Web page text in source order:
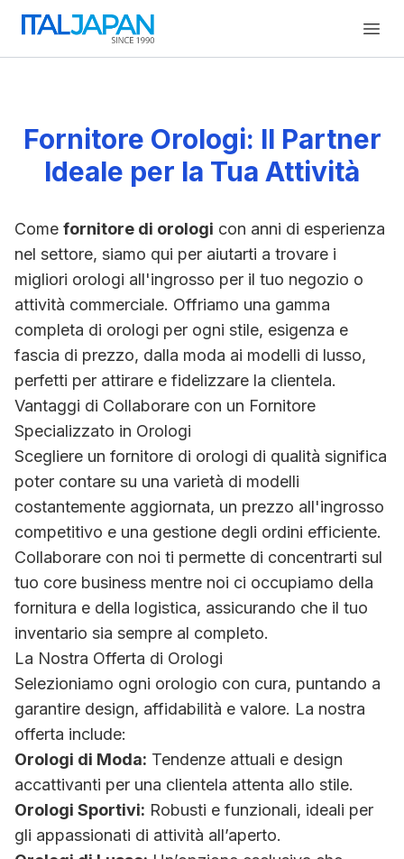
Fornitore Orologi: Il Partner
Ideale per la Tua Attività
Come fornitore di orologi con anni di esperienza
nel settore, siamo qui per aiutarti a trovare i
migliori orologi all'ingrosso per il tuo negozio o
attività commerciale. Offriamo una gamma
completa di orologi per ogni stile, esigenza e
fascia di prezzo, dalla moda ai modelli di lusso,
perfetti per attirare e fidelizzare la clientela.
Vantaggi di Collaborare con un Fornitore
Specializzato in Orologi
Scegliere un fornitore di orologi di qualità significa
poter contare su una varietà di modelli
costantemente aggiornata, un prezzo all'ingrosso
competitivo e una gestione degli ordini efficiente.
Collaborare con noi ti permette di concentrarti sul
tuo core business mentre noi ci occupiamo della
fornitura e della logistica, assicurando che il tuo
inventario sia sempre al completo.
La Nostra Offerta di Orologi
Selezioniamo ogni orologio con cura, puntando a
garantire design, affidabilità e valore. La nostra
offerta include:
Orologi di Moda: Tendenze attuali e design
accattivanti per una clientela attenta allo stile.
Orologi Sportivi: Robusti e funzionali, ideali per
gli appassionati di attività all’aperto.